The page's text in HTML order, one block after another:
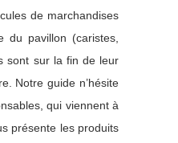
de marchandises
du pavillon (caristes,
sont sur la fin de leur
Notre guide n’hésite
qui viennent à
présente les produits